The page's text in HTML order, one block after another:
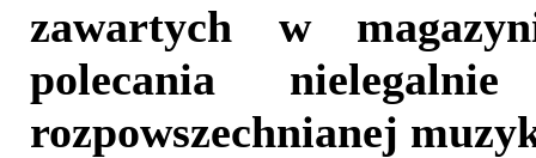
zawartych w
polecania
rozpowszechnianej